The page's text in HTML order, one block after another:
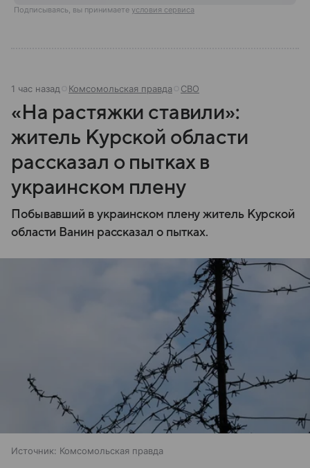
Подписываясь, вы принимаете условия сервиса
1 час назад Комсомольская правда СВО
«На растяжки ставили»:
житель Курской области
рассказал о пытках в
украинском плену
Побывавший в украинском плену житель Курской
области Ванин рассказал о пытках.
Источник: Комсомольская правда